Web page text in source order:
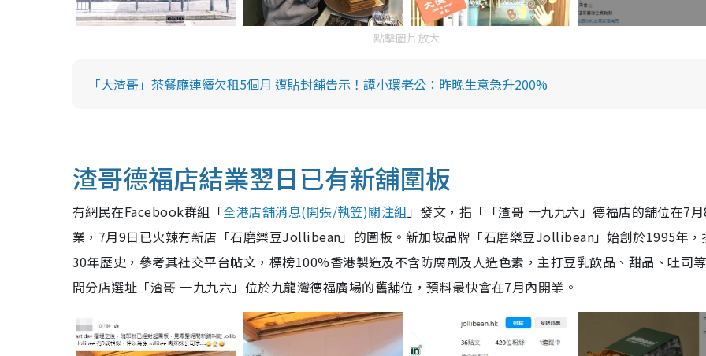
點擊圖片放大
「大渣哥」茶餐廳連續欠租5個月 遭貼封舖告示！譚小環老公：昨晚生意急升200%
渣哥德福店結業翌日已有新舖圍板
有網民在Facebook群組「全港店舖消息(開張/執笠)關注組」發文，指「「渣哥 一九九六」德福店的舖位在7
業，7月9日已火辣有新店「石磨樂豆Jollibean」的圍板。新加坡品牌「石磨樂豆Jollibean」始創於1995年，
30年歷史，參考其社交平台帖文，標榜100%香港製造及不含防腐劑及人造色素，主打豆乳飲品、甜品、吐司
間分店選址「渣哥 一九九六」位於九龍灣德福廣場的舊舖位，預料最快會在7月內開業。